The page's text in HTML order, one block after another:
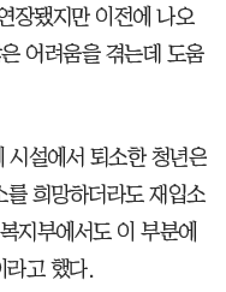
장됐지만 이전에 나오
어려움을 겪는데 도움
시설에서 퇴소한 청년은
희망하더라도 재입소
지부에서도 이 부분에
라고 했다.